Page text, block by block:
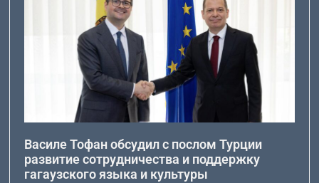
Василе Тофан обсудил с послом Турции
развитие сотрудничества и поддержку
гагаузского языка и культуры